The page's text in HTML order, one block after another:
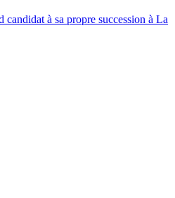
à sa propre succession à La